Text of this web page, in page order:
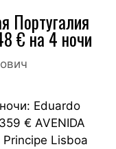
Португалия
€ на 4 ночи
Eduardo
€ AVENIDA
Principe Lisboa